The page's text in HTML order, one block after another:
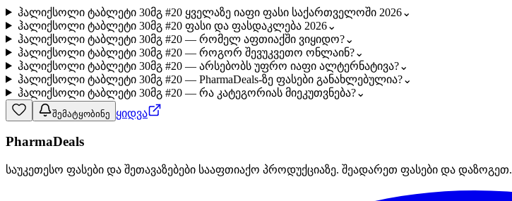
ჰალიქსოლი ტაბლეტი 30მგ #20 ყველაზე იაფი ფასი საქართველოში 2026⌄
ჰალიქსოლი ტაბლეტი 30მგ #20 ფასი და ფასდაკლება 2026⌄
ჰალიქსოლი ტაბლეტი 30მგ #20 — რომელ აფთიაქში ვიყიდო?⌄
ჰალიქსოლი ტაბლეტი 30მგ #20 — როგორ შევუკვეთო ონლაინ?⌄
ჰალიქსოლი ტაბლეტი 30მგ #20 — არსებობს უფრო იაფი ალტერნატივა?⌄
ჰალიქსოლი ტაბლეტი 30მგ #20 — PharmaDeals-ზე ფასები განახლებულია?⌄
ჰალიქსოლი ტაბლეტი 30მგ #20 — რა კატეგორიას მიეკუთვნება?⌄
შემატყობინე ყიდვა
PharmaDeals
საუკეთესო ფასები და შეთავაზებები სააფთიაქო პროდუქციაზე. შეადარეთ ფასები და დაზოგეთ.